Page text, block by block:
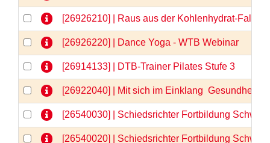
[26926210] | Raus aus der Kohlenhydrat-Falle
[26926220] | Dance Yoga - WTB Webinar
[26914133] | DTB-Trainer Pilates Stufe 3
[26922040] | Mit sich im Einklang  Gesundheit
[26540030] | Schiedsrichter Fortbildung
[26540020] | Schiedsrichter Fortbildung